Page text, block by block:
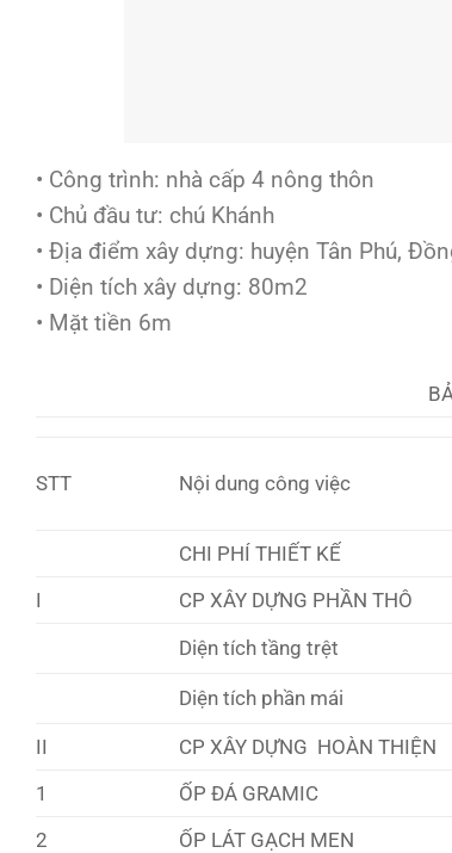
• Công trình: nhà cấp 4 nông thôn
• Chủ đầu tư: chú Khánh
• Địa điểm xây dựng: huyện Tân Phú,
• Diện tích xây dựng: 80m2
• Mặt tiền 6m
STT Nội dung công việc
CHI PHÍ THIẾT KẾ
I
CP XÂY DỰNG PHẦN THÔ
Diện tích tầng trệt
Diện tích phần mái
II
CP XÂY DỰNG HOÀN THIỆN
1
ỐP ĐÁ GRAMIC
2
ỐP LÁT GẠCH MEN